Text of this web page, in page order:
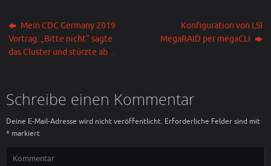
Mein CDC Germany 2019
Vortrag: „Bitte nicht“ sagte
das Cluster und stürzte ab…
Konfiguration von LSI
MegaRAID per megaCLI
Schreibe einen Kommentar
Deine E-Mail-Adresse wird nicht veröffentlicht. Erforderliche Felder sind mit
* markiert